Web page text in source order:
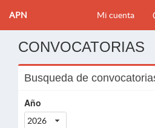
APN Mi cuenta
CONVOCATORIAS
Busqueda de
Año
2026